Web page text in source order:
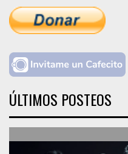
ÚLTIMOS POSTEOS